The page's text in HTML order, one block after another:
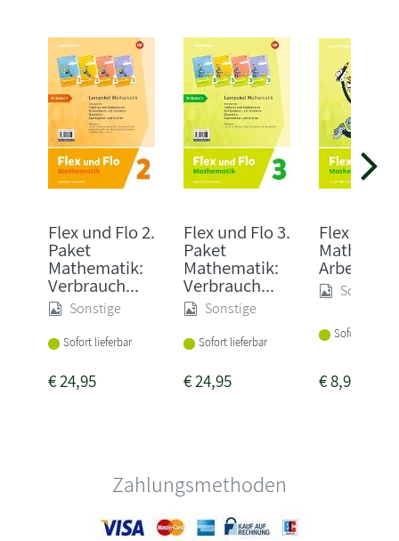
Flex und Flo 2.
Paket
Mathematik:
Verbrauch...
Sonstige
Sofort lieferbar
€24,95
Flex und Flo 3.
Paket
Mathematik:
Verbrauch...
Sonstige
Sofort lieferbar
€24,95
Flex und
Sonstige
Sofort
€8,95
Zahlungsmethoden